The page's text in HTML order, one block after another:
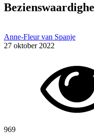
Anne-Fleur van Spanje
27 oktober 2022
969